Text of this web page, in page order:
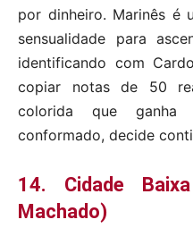
por dinheiro. Marinês é
sensualidade para
identificando com
copiar notas de 50
colorida que ganha
conformado, decide
14. Cidade
Machado)